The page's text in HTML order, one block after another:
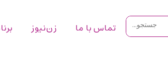
زن‌نیوز تماس با ما